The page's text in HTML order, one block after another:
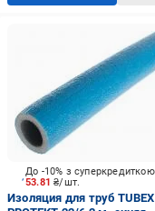
53.81₴/шт.
Изоляция для труб TUBEX